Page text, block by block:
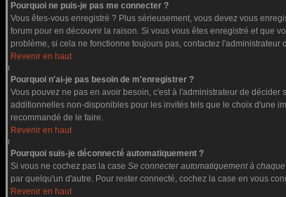
Pourquoi ne puis-je pas me connecter ?
Vous êtes-vous enregistré ? Plus sérieusement, vous devez vous
forum pour en découvrir la raison. Si vous vous êtes enregistré et que
problème, si cela ne fonctionne toujours pas, contactez l'administrateur
Revenir en haut
Pourquoi n'ai-je pas besoin de m'enregistrer ?
Vous pouvez ne pas en avoir besoin, c'est à l'administrateur de
additionnelles non-disponibles pour les invités tels que le choix d'une
recommandé de le faire.
Revenir en haut
Pourquoi suis-je déconnecté automatiquement ?
Si vous ne cochez pas la case Se connecter automatiquement à
par quelqu'un d'autre. Pour rester connecté, cochez la case en vous
Revenir en haut